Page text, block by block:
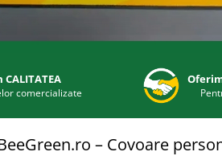
comercializate
– Covoare